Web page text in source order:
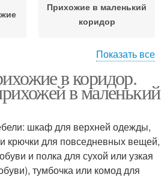
Прихожие в маленький
коридор
маленького коридора
Прихожие со шкафом-
купе
Показать все
в коридор.
в маленький
шкаф для верхней одежды,
крючки для повседневных вещей,
и полка для сухой или узкая
тумбочка или комод для